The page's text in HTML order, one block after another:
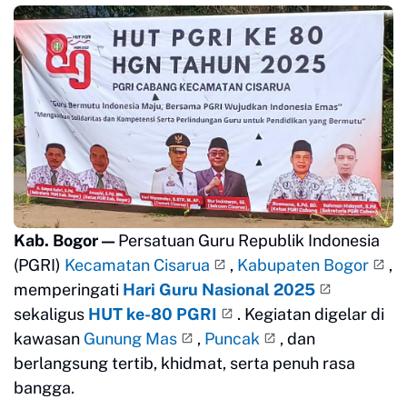
Kab. Bogor —Persatuan Guru Republik Indonesia
(PGRI) Kecamatan Cisarua , Kabupaten Bogor
,
memperingati Hari Guru Nasional 2025
sekaligus HUT ke-80 PGRI
. Kegiatan digelar di
kawasan Gunung Mas , Puncak
, dan
berlangsung tertib, khidmat, serta penuh rasa
bangga.